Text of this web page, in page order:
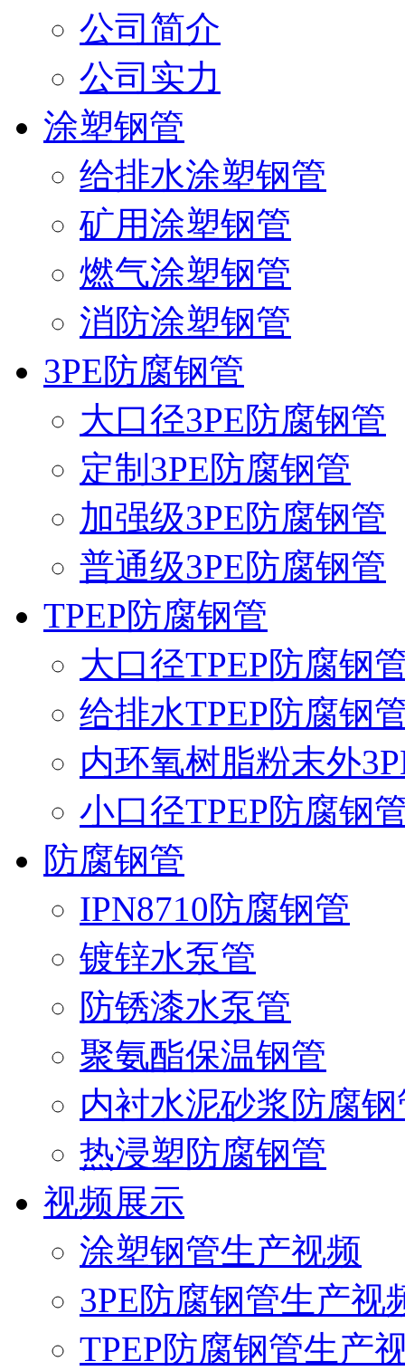
公司简介
公司实力
涂塑钢管
给排水涂塑钢管
矿用涂塑钢管
燃气涂塑钢管
消防涂塑钢管
3PE防腐钢管
大口径3PE防腐钢管
定制3PE防腐钢管
加强级3PE防腐钢管
普通级3PE防腐钢管
TPEP防腐钢管
大口径TPEP防腐钢
给排水TPEP防腐钢
内环氧树脂粉末外
小口径TPEP防腐钢
防腐钢管
IPN8710防腐钢管
镀锌水泵管
防锈漆水泵管
聚氨酯保温钢管
内衬水泥砂浆防腐钢
热浸塑防腐钢管
视频展示
涂塑钢管生产视频
3PE防腐钢管生产视
TPEP防腐钢管生产